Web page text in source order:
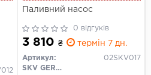
Паливний насос
0 відгуків
3 810 ₴ термін 7 дн.
Артикул:
02SKV017
SKV GERMANY